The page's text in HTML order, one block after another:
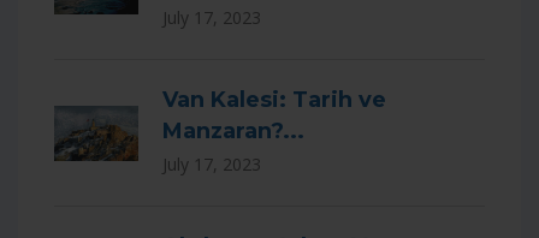
July 17, 2023
Van Kalesi: Tarih ve
Manzaran?...
July 17, 2023